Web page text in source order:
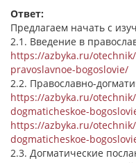
Ответ:
Предлагаем начать с
2.1. Введение в
https://azbyka.ru/
pravoslavnoe-bogoslovie/
2.2. Православно-
https://azbyka.ru/
dogmaticheskoe-
https://azbyka.ru/
dogmaticheskoe-
2.3. Догматические